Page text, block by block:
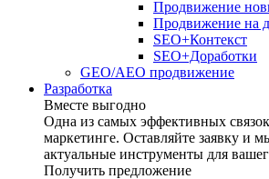
Продвижение
Продвижение на
SEO+Контекст
SEO+Доработки
GEO/AEO продвижение
Разработка
Вместе выгодно
Одна из самых эффективных
маркетинге. Оставляйте заявку и
актуальные инструменты для
Получить предложение